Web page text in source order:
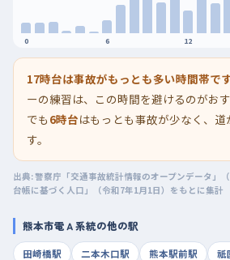
0 6 12
17時台は事故がもっとも多い時間帯です
ーの練習は、この時間を避けるのがお
でも 6時台はもっとも事故が少なく、道
す。
出典: 警察庁「交通事故統計情報のオープンデータ」
台帳に基づく人口」（令和7年1月1日）をもとに集計
熊本市電Ａ系統の他の駅
田崎橋駅 二本木口駅 熊本駅前駅 祇